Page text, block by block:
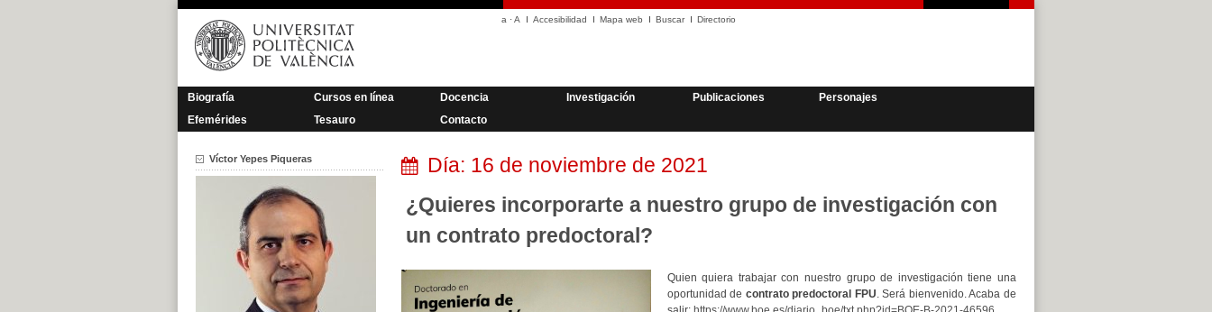
Saltar
contenido
a ·A Accesibilidad Mapa web Buscar Directorio
Biografía Cursos en línea Docencia Investigación Publicaciones
Personajes
Efemérides
Tesauro Contacto
Día: 16 de noviembre de 2021
¿Quieres incorporarte a nuestro grupo de investigación con
un contrato predoctoral?
Quien quiera trabajar con nuestro grupo de investigación tiene una
oportunidad de contrato predoctoral FPU. Será bienvenido. Acaba de
Víctor Yepes Piqueras